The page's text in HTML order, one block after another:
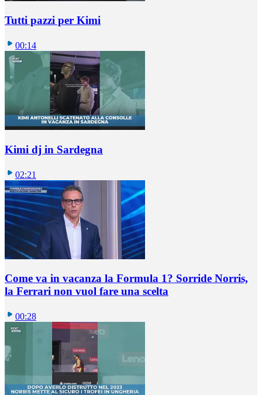
Tutti pazzi per Kimi
00:14
Kimi dj in Sardegna
02:21
Come va in vacanza la Formula 1? Sorride Norris,
la Ferrari non vuol fare una scelta
00:28